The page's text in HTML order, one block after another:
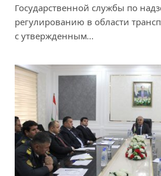
Государственной службы по
регулированию в области
с утвержденным…